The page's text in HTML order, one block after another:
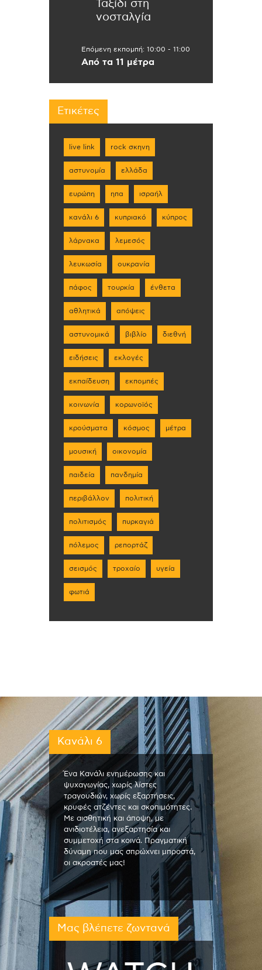
Ταξίδι στη
νοσταλγία
Επόμενη εκπομπή: 10:00 - 11:00
Από τα 11 μέτρα
Ετικέτες
live link rock σκηνη
αστυνομία ελλάδα
ευρώπη ηπα ισραήλ
κανάλι 6 κυπριακό κύπρος
λάρνακα λεμεσός
λευκωσία ουκρανία
πάφος τουρκία ένθετα
αθλητικά απόψεις
αστυνομικά βιβλίο διεθνή
ειδήσεις εκλογές
εκπαίδευση εκπομπές
κοινωνία κορωνοϊός
κρούσματα κόσμος μέτρα
μουσική οικονομία
παιδεία πανδημία
περιβάλλον πολιτική
πολιτισμός πυρκαγιά
πόλεμος ρεπορτάζ
σεισμός τροχαίο υγεία
φωτιά
Κανάλι 6
Ένα Κανάλι ενημέρωσης και
ψυχαγωγίας, χωρίς λίστες
τραγουδιών, χωρίς εξαρτήσεις,
κρυφές ατζέντες και σκοπιμότητες.
Με αισθητική και άποψη, με
ανιδιοτέλεια, ανεξαρτησία και
συμμετοχή στα κοινά. Πραγματική
δύναμη που μας σπρώχνει μπροστά,
οι ακροατές μας!
Μας βλέπετε ζωντανά